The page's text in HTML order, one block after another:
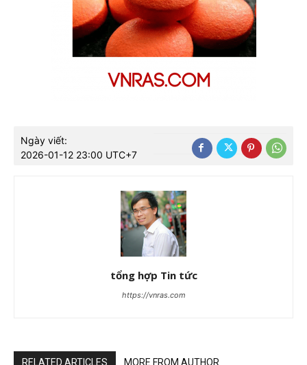
Ngày viết:
2026-01-12 23:00 UTC+7
tổng hợp Tin tức
https://vnras.com
RELATED ARTICLES MORE FROM AUTHOR